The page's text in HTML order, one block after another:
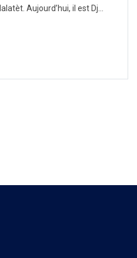
Aujourd’hui, il est Dj
dans les activités
« party » les plus prisés.